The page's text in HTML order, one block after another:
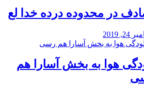
در محدوده درده خدا لع
2019
هوا به بخش آسارا هم